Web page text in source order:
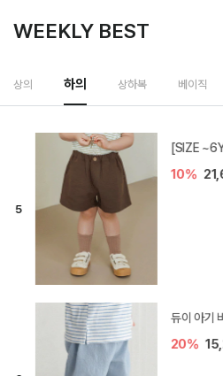
WEEKLY BEST
상의 하의 상하복 베이직
[SIZE
10%
듀이 아기
20%